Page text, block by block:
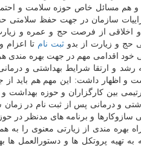
ها و هم مسائل خاص حوزه سلامت و
سازمان در جهت حفظ سلامتی
و اخلاقی از فرصت حج و عمره و
حج و زیارت از بدوثبت نام تا
خود اقدامی مهم در جهت بهره مندی
رشد و ارتقا شرایط بهداشتی و
و اظهار داشت: این مهم هم باید از
بین کارگزاران و حوزه بهداشت
و درمانی پس از ثبت نام در زمان
سازوکارها و برنامه های مدنظر
بهره مندی از زیارتی معنوی را
به تهیه پروتکل ها و دستورالعمل